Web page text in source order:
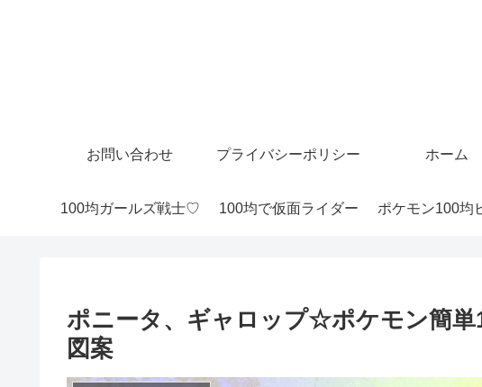
お問い合わせ プライバシーポリシー ホーム
100均ガールズ戦士♡ 100均で仮面ライダー ポケモン100均
ポニータ、ギャロップ☆ポケモン簡単
図案